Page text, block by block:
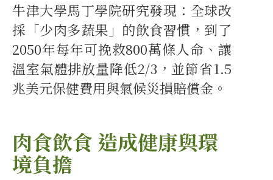
牛津大學馬丁學院研究發現：全球改
採「少肉多蔬果」的飲食習慣，到了
2050年每年可挽救800萬條人命、讓
溫室氣體排放量降低2/3，並節省1.5
兆美元保健費用與氣候災損賠償金。
肉食飲食 造成健康與環
境負擔